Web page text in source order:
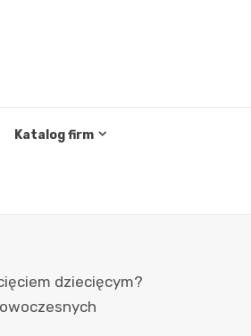
Katalog firm
dziecięcym?